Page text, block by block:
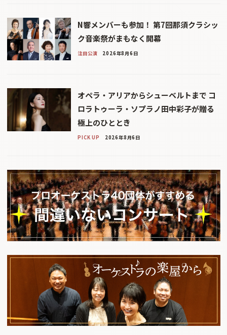
N響メンバーも参加！ 第7回那須クラシッ
ク音楽祭がまもなく開幕
注目公演 2026年8月6日
オペラ・アリアからシューベルトまで コ
ロラトゥーラ・ソプラノ田中彩子が贈る
極上のひととき
PICK UP 2026年8月6日